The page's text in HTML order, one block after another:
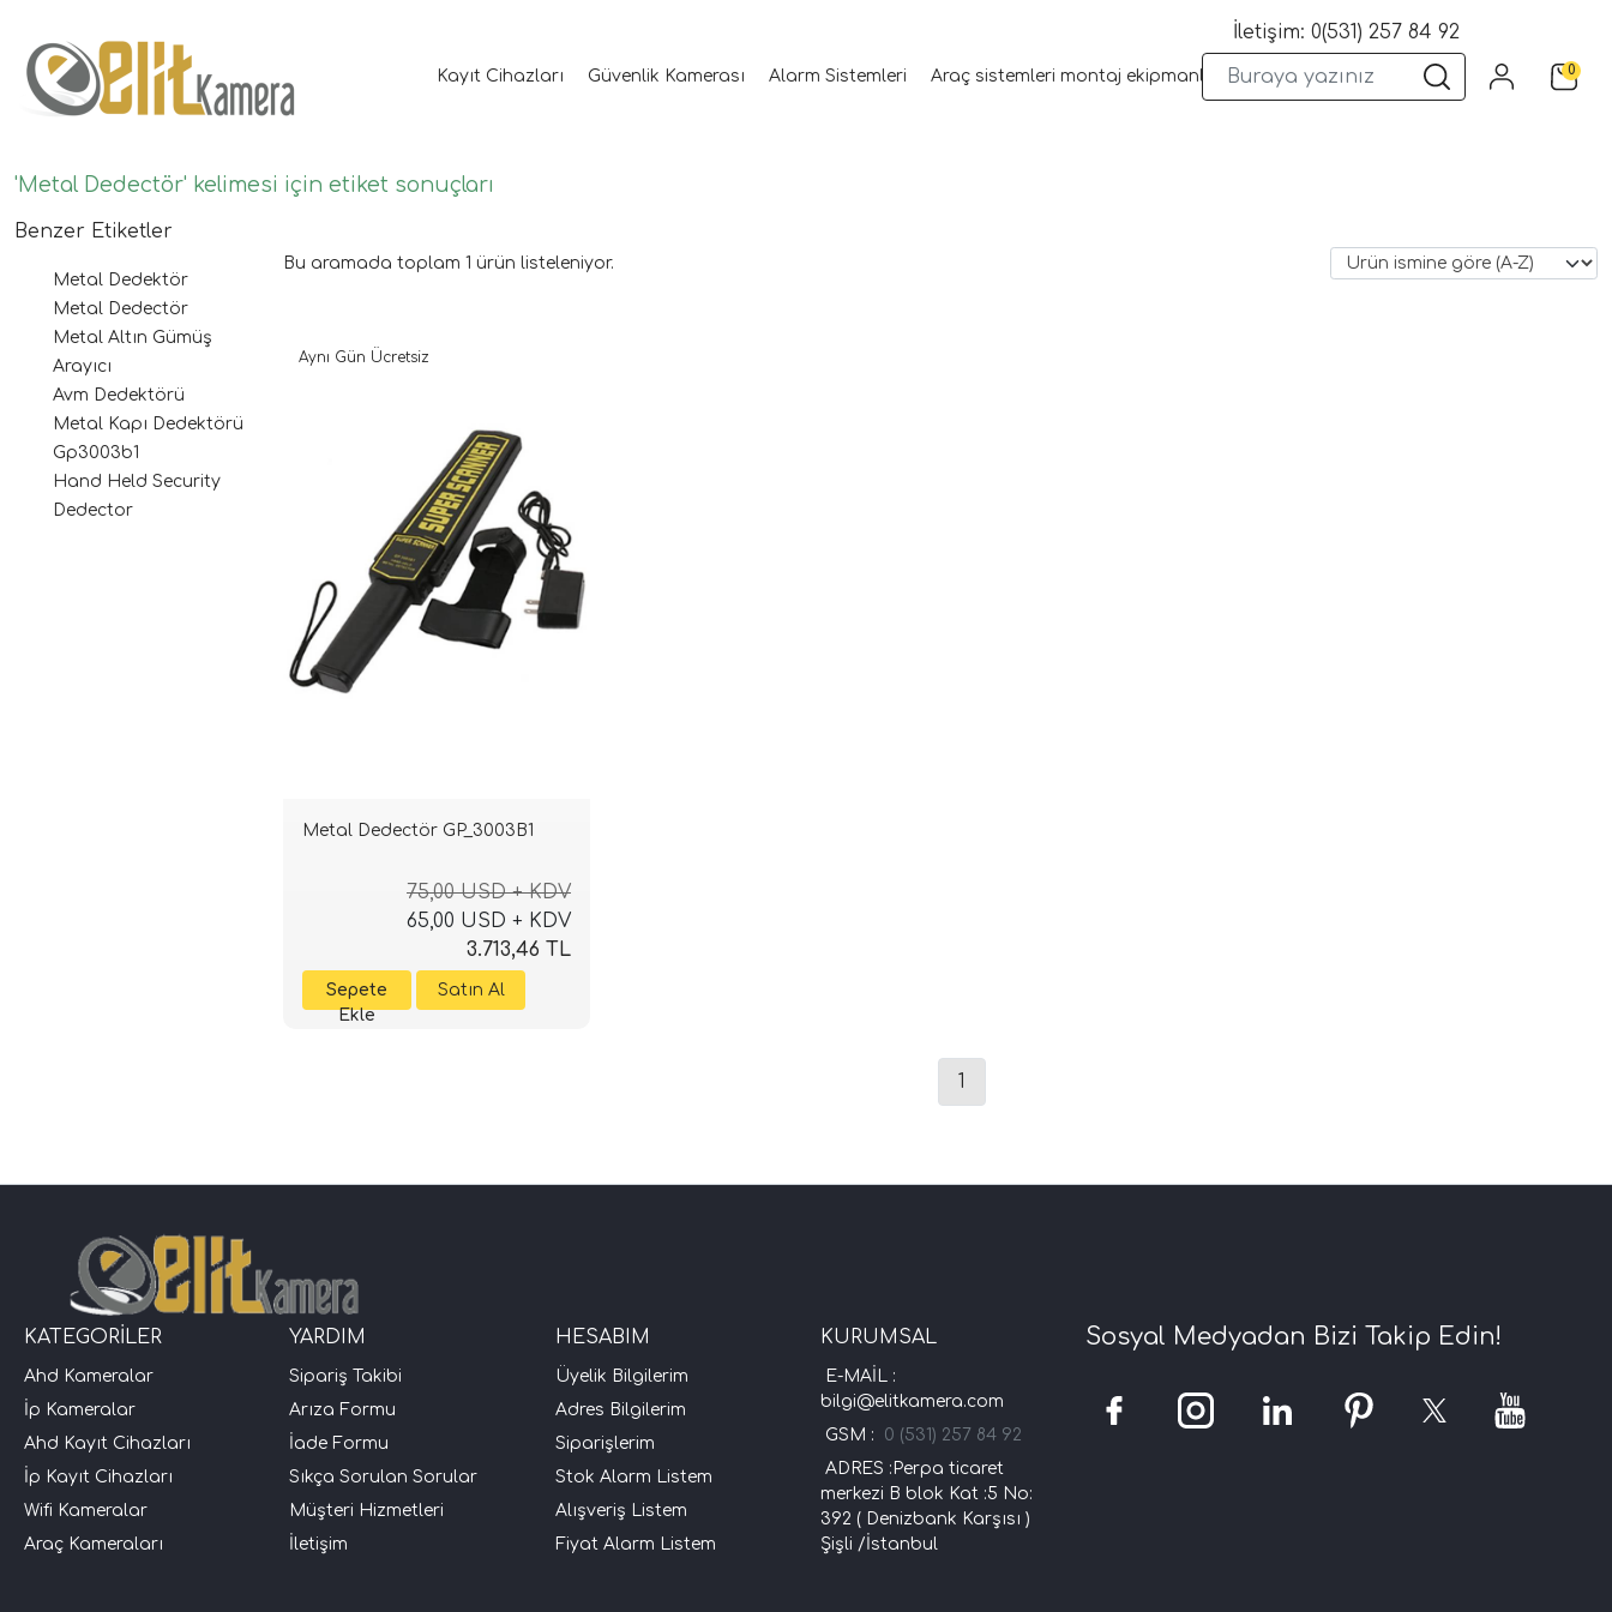
Kayıt Cihazları Güvenlik Kamerası Alarm Sistemleri Araç sistemleri montaj ekipmanları Wifi Kameralar Yangın Sistemleri
İletişim: 0(531) 257 84 92
0
'Metal Dedectör' kelimesi için etiket sonuçları
Benzer Etiketler
Metal Dedektör
Metal Dedectör
Metal Altın Gümüş
Arayıcı
Avm Dedektörü
Metal Kapı Dedektörü
Gp3003b1
Hand Held Security
Dedector
Bu aramada toplam 1 ürün listeleniyor.
Metal Dedectör GP_3003B1
75,00 USD + KDV
65,00 USD + KDV
3.713,46 TL
Aynı Gün Ücretsiz
1
KATEGORİLER
Ahd Kameralar
İp Kameralar
Ahd Kayıt Cihazları
İp Kayıt Cihazları
Wifi Kameralar
Araç Kameraları
YARDIM
Sipariş Takibi
Arıza Formu
İade Formu
Sıkça Sorulan Sorular
Müşteri Hizmetleri
İletişim
HESABIM
Üyelik Bilgilerim
Adres Bilgilerim
Siparişlerim
Stok Alarm Listem
Alışveriş Listem
Fiyat Alarm Listem
KURUMSAL
E-MAİL :
bilgi@elitkamera.com
GSM : 0 (531) 257 84 92
ADRES :Perpa ticaret
merkezi B blok Kat :5 No:
392 ( Denizbank Karşısı )
Şişli /İstanbul
Sosyal Medyadan Bizi Takip Edin!